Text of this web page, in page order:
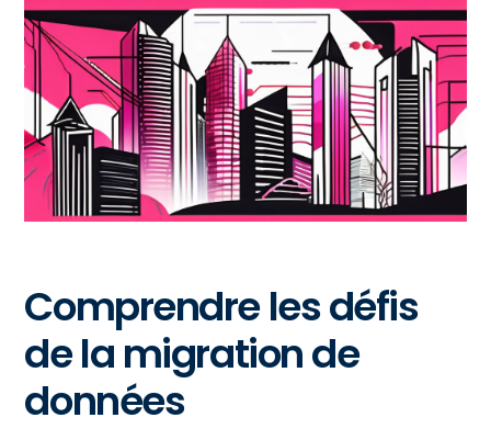
Comprendre les défis
de la migration de
données